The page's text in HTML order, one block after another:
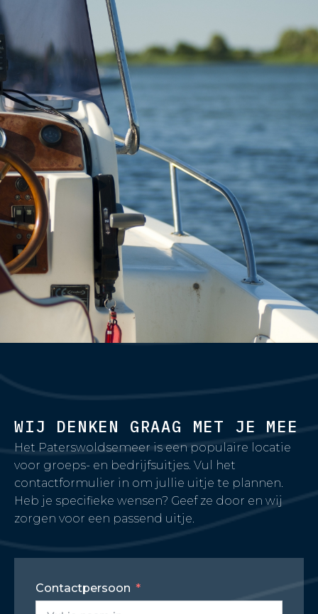
WIJ DENKEN GRAAG MET JE MEE
Het Paterswoldsemeer is een populaire locatie
voor groeps- en bedrijfsuitjes. Vul het
contactformulier in om jullie uitje te plannen.
Heb je specifieke wensen? Geef ze door en wij
zorgen voor een passend uitje.
Contactpersoon